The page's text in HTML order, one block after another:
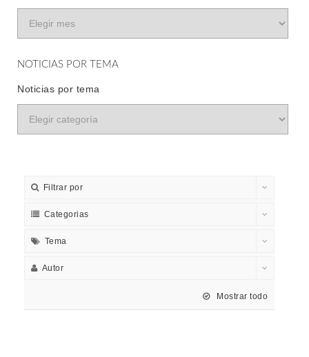
NOTICIAS POR TEMA
Noticias por tema
Filtrar por
Categorias
Tema
Autor
Mostrar todo